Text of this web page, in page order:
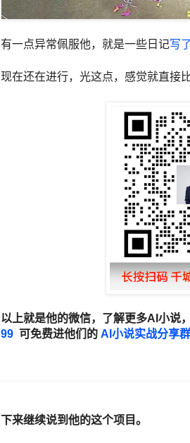
有一点异常佩服他，就是一些日记写
现在还在进行，光这点，感觉就直接
以上就是他的微信，了解更多AI小说
99 可免费进他们的 AI小说实战分享群
下来继续说到他的这个项目。